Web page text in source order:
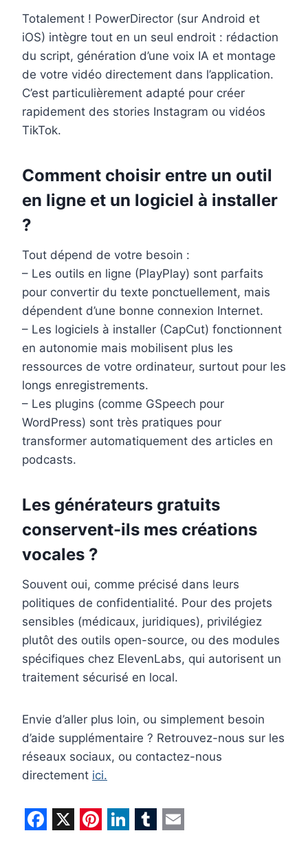
Totalement ! PowerDirector (sur Android et
iOS) intègre tout en un seul endroit : rédaction
du script, génération d’une voix IA et montage
de votre vidéo directement dans l’application.
C’est particulièrement adapté pour créer
rapidement des stories Instagram ou vidéos
TikTok.
Comment choisir entre un outil
en ligne et un logiciel à installer
?
Tout dépend de votre besoin :
– Les outils en ligne (PlayPlay) sont parfaits
pour convertir du texte ponctuellement, mais
dépendent d’une bonne connexion Internet.
– Les logiciels à installer (CapCut) fonctionnent
en autonomie mais mobilisent plus les
ressources de votre ordinateur, surtout pour les
longs enregistrements.
– Les plugins (comme GSpeech pour
WordPress) sont très pratiques pour
transformer automatiquement des articles en
podcasts.
Les générateurs gratuits
conservent-ils mes créations
vocales ?
Souvent oui, comme précisé dans leurs
politiques de confidentialité. Pour des projets
sensibles (médicaux, juridiques), privilégiez
plutôt des outils open-source, ou des modules
spécifiques chez ElevenLabs, qui autorisent un
traitement sécurisé en local.
Envie d’aller plus loin, ou simplement besoin
d’aide supplémentaire ? Retrouvez-nous sur les
réseaux sociaux, ou contactez-nous
directement ici.